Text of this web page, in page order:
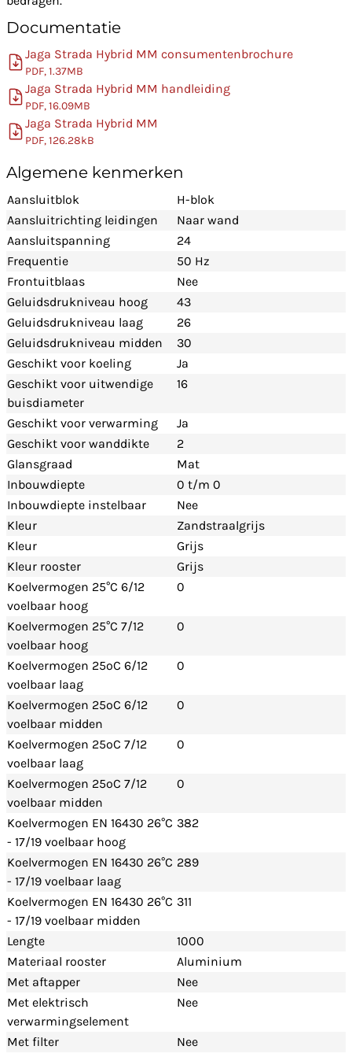
Documentatie
Jaga Strada Hybrid MM consumentenbrochure
PDF, 1.37MB
Jaga Strada Hybrid MM handleiding
PDF, 16.09MB
Jaga Strada Hybrid MM
PDF, 126.28kB
Algemene kenmerken
Aansluitblok
H-blok
Aansluitrichting leidingen
Naar wand
Aansluitspanning
24
Frequentie
50 Hz
Frontuitblaas
Nee
Geluidsdrukniveau hoog
43
Geluidsdrukniveau laag
26
Geluidsdrukniveau midden
30
Geschikt voor koeling
Ja
Geschikt voor uitwendige
buisdiameter
16
Geschikt voor verwarming
Ja
Geschikt voor wanddikte
2
Glansgraad
Mat
Inbouwdiepte
0 t/m 0
Inbouwdiepte instelbaar
Nee
Kleur
Zandstraalgrijs
Kleur
Grijs
Kleur rooster
Grijs
Koelvermogen 25°C 6/12
voelbaar hoog
0
Koelvermogen 25°C 7/12
voelbaar hoog
0
Koelvermogen 25ºC 6/12
voelbaar laag
0
Koelvermogen 25ºC 6/12
voelbaar midden
0
Koelvermogen 25ºC 7/12
voelbaar laag
0
Koelvermogen 25ºC 7/12
voelbaar midden
0
Koelvermogen EN 16430 26°C
- 17/19 voelbaar hoog
382
Koelvermogen EN 16430 26°C
- 17/19 voelbaar laag
289
Koelvermogen EN 16430 26°C
- 17/19 voelbaar midden
311
Lengte
1000
Materiaal rooster
Aluminium
Met aftapper
Nee
Met elektrisch
verwarmingselement
Nee
Met filter
Nee